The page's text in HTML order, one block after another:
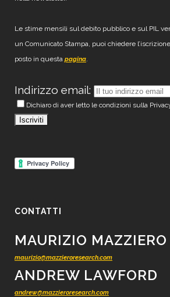
Le stime mensili sul debito pubblico e sul PIL
un Comunicato Stampa, puoi chiedere
posto in questa pagina.
Indirizzo email:
Dichiaro di aver letto le condizioni sulla
CONTATTI
MAURIZIO MAZZIERO
maurizio@mazzieroresearch.com
ANDREW LAWFORD
andrew@mazzieroresearch.com